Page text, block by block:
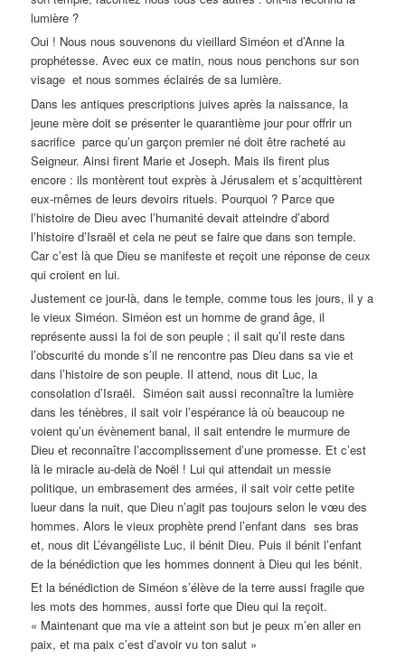
lumière ?
Oui ! Nous nous souvenons du vieillard Siméon et d’Anne la
prophétesse. Avec eux ce matin, nous nous penchons sur son
visage et nous sommes éclairés de sa lumière.
Dans les antiques prescriptions juives après la naissance, la
jeune mère doit se présenter le quarantième jour pour offrir un
sacrifice parce qu’un garçon premier né doit être racheté au
Seigneur. Ainsi firent Marie et Joseph. Mais ils firent plus
encore : ils montèrent tout exprès à Jérusalem et s’acquittèrent
eux-mêmes de leurs devoirs rituels. Pourquoi ? Parce que
l’histoire de Dieu avec l’humanité devait atteindre d’abord
l’histoire d’Israël et cela ne peut se faire que dans son temple.
Car c’est là que Dieu se manifeste et reçoit une réponse de ceux
qui croient en lui.
Justement ce jour-là, dans le temple, comme tous les jours, il y a
le vieux Siméon. Siméon est un homme de grand âge, il
représente aussi la foi de son peuple ; il sait qu’il reste dans
l’obscurité du monde s’il ne rencontre pas Dieu dans sa vie et
dans l’histoire de son peuple. Il attend, nous dit Luc, la
consolation d’Israël. Siméon sait aussi reconnaître la lumière
dans les ténèbres, il sait voir l’espérance là où beaucoup ne
voient qu’un évènement banal, il sait entendre le murmure de
Dieu et reconnaître l’accomplissement d’une promesse. Et c’est
là le miracle au-delà de Noël ! Lui qui attendait un messie
politique, un embrasement des armées, il sait voir cette petite
lueur dans la nuit, que Dieu n’agit pas toujours selon le vœu des
hommes. Alors le vieux prophète prend l’enfant dans ses bras
et, nous dit L’évangéliste Luc, il bénit Dieu. Puis il bénit l’enfant
de la bénédiction que les hommes donnent à Dieu qui les bénit.
Et la bénédiction de Siméon s’élève de la terre aussi fragile que
les mots des hommes, aussi forte que Dieu qui la reçoit.
« Maintenant que ma vie a atteint son but je peux m’en aller en
paix, et ma paix c’est d’avoir vu ton salut »